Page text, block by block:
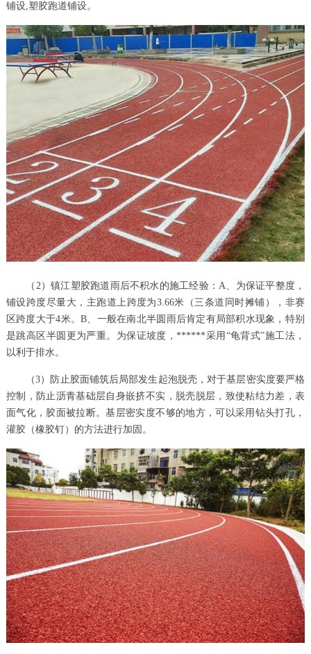
铺设,塑胶跑道铺设。
（2）镇江塑胶跑道雨后不积水的施工经验：A、为保证平整度，
铺设跨度尽量大，主跑道上跨度为3.66米（三条道同时摊铺），非赛
区跨度大于4米。B、一般在南北半圆雨后肯定有局部积水现象，特别
是跳高区半圆更为严重。为保证坡度，******采用“龟背式”施工法，
以利于排水。
（3）防止胶面铺筑后局部发生起泡脱壳，对于基层密实度要严格
控制，防止沥青基础层自身嵌挤不实，脱壳脱层，致使粘结力差，表
面气化，胶面被拉断。基层密实度不够的地方，可以采用钻头打孔，
灌胶（橡胶钉）的方法进行加固。